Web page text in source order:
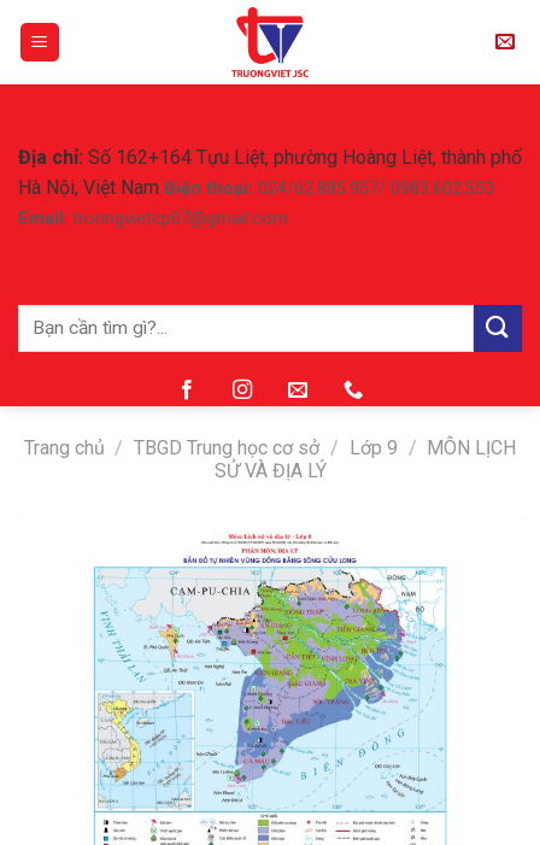
Địa chỉ: Số 162+164 Tựu Liệt, phường Hoàng Liệt, thành phố
Hà Nội, Việt Nam Điện thoại: 024/62.885.957/ 0983.602.553
Email : truongvietcp07@gmail.com
Tìm
Trang chủ / TBGD Trung học cơ sở / Lớp 9 /
MÔN LỊCH
SỬ VÀ ĐỊA LÝ